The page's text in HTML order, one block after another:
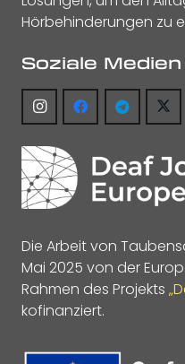
Hörbehinderungen zu
Soziale Medien
Die Arbeit von
Mai 2025 von der
Rahmen des Projekts
kofinanziert.